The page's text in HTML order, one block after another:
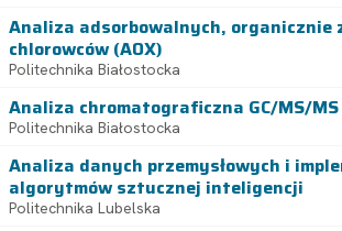
Analiza adsorbowalnych, organicznie
chlorowców (AOX)
Politechnika Białostocka
Analiza chromatograficzna GC/MS/MS
Politechnika Białostocka
Analiza danych przemysłowych i
algorytmów sztucznej inteligencji
Politechnika Lubelska